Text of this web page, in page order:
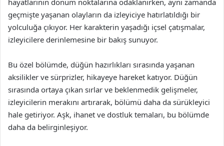
geçmişte yaşanan olayların da izleyiciye hatırlatıldığı bir
yolculuğa çıkıyor. Her karakterin yaşadığı içsel çatışmalar,
izleyicilere derinlemesine bir bakış sunuyor.
Bu özel bölümde, düğün hazırlıkları sırasında yaşanan
aksilikler ve sürprizler, hikayeye hareket katıyor. Düğün
sırasında ortaya çıkan sırlar ve beklenmedik gelişmeler,
izleyicilerin merakını artırarak, bölümü daha da sürükleyici
hale getiriyor. Aşk, ihanet ve dostluk temaları, bu bölümde
daha da belirginleşiyor.